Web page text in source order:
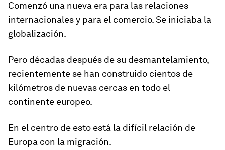
Comenzó una nueva era para las relaciones
internacionales y para el comercio. Se iniciaba la
globalización.
Pero décadas después de su desmantelamiento,
recientemente se han construido cientos de
kilómetros de nuevas cercas en todo el
continente europeo.
En el centro de esto está la difícil relación de
Europa con la migración.